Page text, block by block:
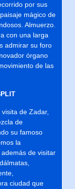
por sus
mágico de
Almuerzo.
con una larga
admirar su foro
órgano
de las
de Zadar,
de
su famoso
la
de visitar
ciudad que